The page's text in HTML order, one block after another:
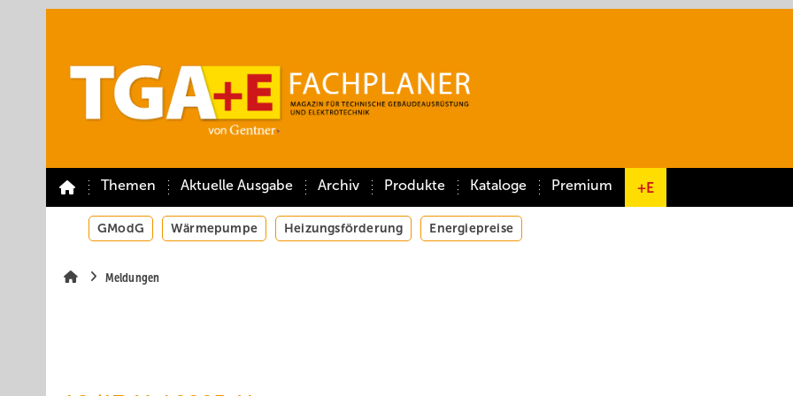
Themen Aktuelle Ausgabe Archiv Produkte Kataloge Premium +E
GModG Wärmepumpe Heizungsförderung Energiepreise
Meldungen